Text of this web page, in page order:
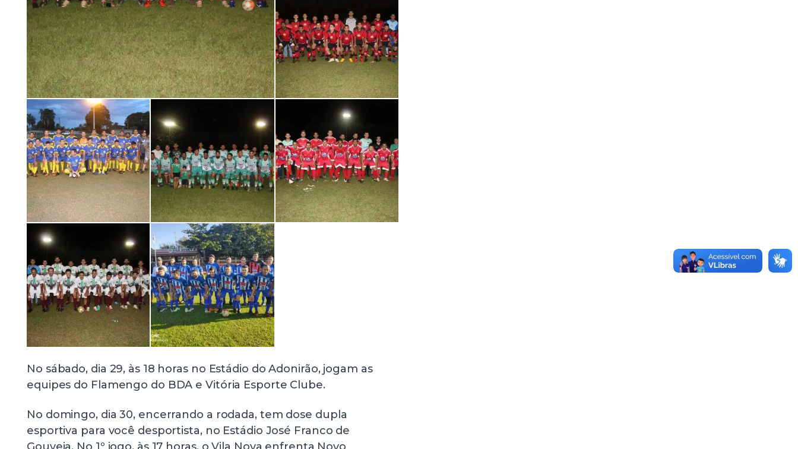
No sábado, dia 29, às 18 horas no Estádio do Adonirão, jogam as
equipes do Flamengo do BDA e Vitória Esporte Clube.
No domingo, dia 30, encerrando a rodada, tem dose dupla
esportiva para você desportista, no Estádio José Franco de